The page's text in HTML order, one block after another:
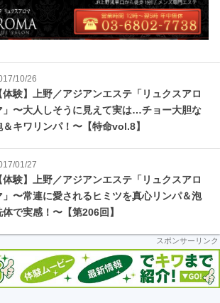
10/26
体験】上野／アジアンエステ「リュクスアロ
」〜大人しそうに見えて実は…チョー大胆な
＆キワリンパ！〜【特命vol.8】
01/27
体験】上野／アジアンエステ「リュクスアロ
」〜常連に愛されるヒミツを真心リンパ＆泡
体で実感！〜【第206回】
スポンサーリンク